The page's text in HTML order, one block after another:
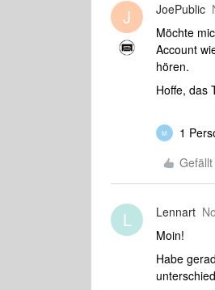
J JoePublic
Möchte
Account
hören.
Hoffe, das
M
1
L Lennart
Moin!
Habe